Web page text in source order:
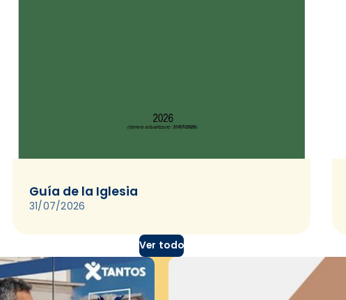
Guía de la Iglesia
31/07/2026
Ver todo